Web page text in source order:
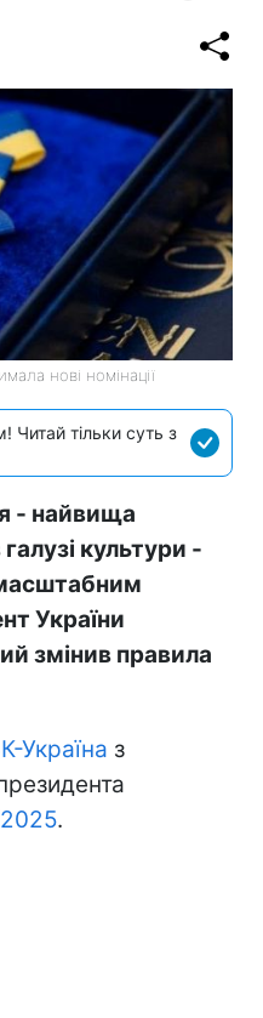
нові номінації
Читай тільки суть з
- найвища
культури -
України
змінив правила
Україна з
.